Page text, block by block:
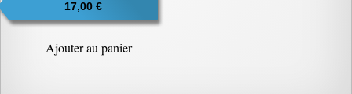
17,00 €
Ajouter au panier